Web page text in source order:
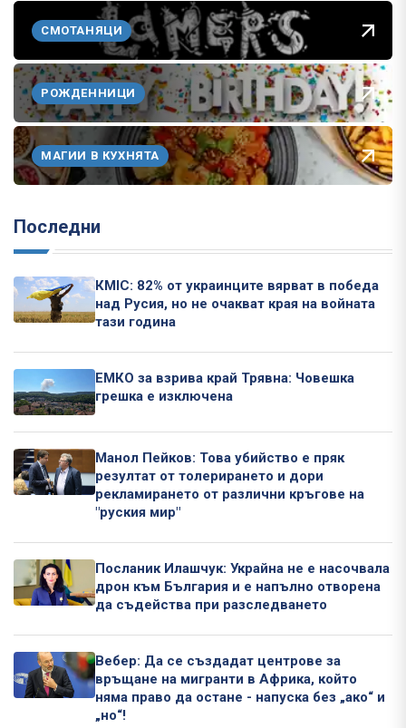
СМОТАНЯЦИ
РОЖДЕННИЦИ
МАГИИ В КУХНЯТА
Последни
КМІС: 82% от украинците вярват в победа
над Русия, но не очакват края на войната
тази година
ЕМКО за взрива край Трявна: Човешка
грешка е изключена
Манол Пейков: Това убийство е пряк
резултат от толерирането и дори
рекламирането от различни кръгове на
"руския мир"
Посланик Илашчук: Украйна не е насочвала
дрон към България и е напълно отворена
да съдейства при разследването
Вебер: Да се създадат центрове за
връщане на мигранти в Африка, който
няма право да остане - напуска без „ако“ и
„но“!